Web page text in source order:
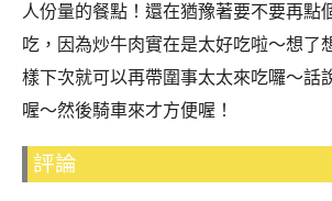
人份量的餐點！還在猶豫著要不要再點
吃，因為炒牛肉實在是太好吃啦～想了
樣下次就可以再帶圍事太太來吃囉～話
喔～然後騎車來才方便喔！
評論